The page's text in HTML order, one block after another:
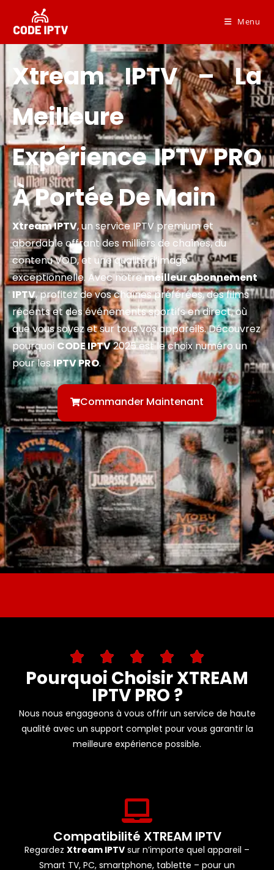
Menu
Xtream IPTV – La
Meilleure
Expérience IPTV PRO
À Portée De Main
Xtream IPTV, un service IPTV premium et
abordable offrant des milliers de chaînes, du
contenu VOD, et une qualité d’image
exceptionnelle. Avec notremeilleur abonnement
IPTV, profitez de vos chaînes préférées, des films
récents et des événements sportifs en direct, où
que vous soyez et sur tous vos appareils. Découvrez
pourquoi CODE IPTV2025 est le choix numéro un
pour lesIPTV PRO.
Commander Maintenant
Pourquoi Choisir XTREAM
IPTV PRO ?
Nous nous engageons à vous offrir un service de haute
qualité avec un support complet pour vous garantir la
meilleure expérience possible.
Compatibilité XTREAM IPTV
Regardez Xtream IPTV sur n’importe quel appareil –
Smart TV, PC, smartphone, tablette – pour un